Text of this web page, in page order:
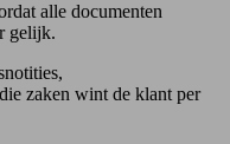
alle documenten
gelijk.
zaken wint de klant per